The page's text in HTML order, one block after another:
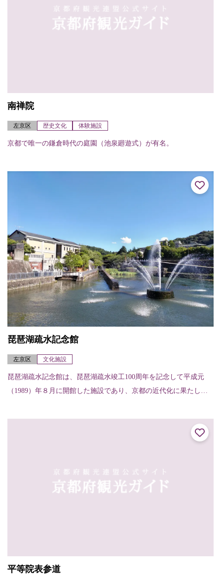
南禅院
左京区 歴史文化 体験施設
京都で唯一の鎌倉時代の庭園（池泉廻遊式）が有名。
琵琶湖疏水記念館
左京区 文化施設
琵琶湖疏水記念館は、琵琶湖疏水竣工100周年を記念して平成元
（1989）年８月に開館した施設であり、京都の近代化に果たした
クライン上を舟...
平等院表参道